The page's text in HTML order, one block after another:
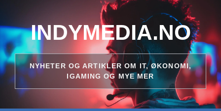
innhold INDYMEDIA.NO
NYHETER OG ARTIKLER OM IT, ØKONOMI,
IGAMING OG MYE MER